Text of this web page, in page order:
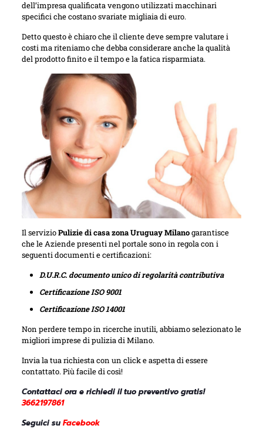
dell’impresa qualificata vengono utilizzati macchinari
specifici che costano svariate migliaia di euro.
Detto questo è chiaro che il cliente deve sempre valutare i
costi ma riteniamo che debba considerare anche la qualità
del prodotto finito e il tempo e la fatica risparmiata.
Il servizioPulizie di casa zona Uruguay Milanogarantisce
che le Aziende presenti nel portale sono in regola con i
seguenti documenti e certificazioni:
D.U.R.C. documento unico di regolarità contributiva
Certificazione ISO 9001
Certificazione ISO 14001
Non perdere tempo in ricerche inutili, abbiamo selezionato le
migliori imprese di pulizia di Milano.
Invia la tua richiesta con un click e aspetta di essere
contattato. Più facile di così!
Contattaci ora e richiedi il tuo preventivo gratis!
3662197861
Seguici su Facebook